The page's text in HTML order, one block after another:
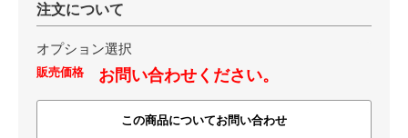
注文について
オプション選択
販売価格 お問い合わせください。
この商品についてお問い合わせ